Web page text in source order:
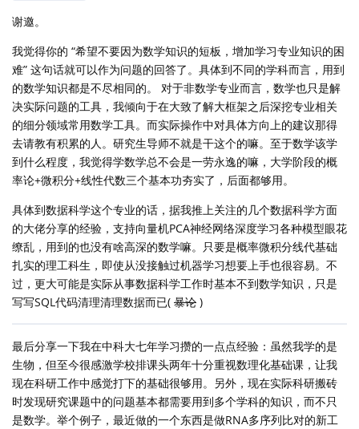
谢邀。
我觉得你的 “希望不要因为数学知识的短板，增加学习专业知识的困
难” 这句话就可以作为问题的回答了。具体到不同的学科而言，用到
的数学知识都是不尽相同的。 对于非数学专业而言，数学也只是解
决实际问题的工具，我倾向于在大致了解大框架之后深挖专业相关
的细分领域常用数学工具。而实际操作中对具体方向上的建议那得
去请教有积累的人。研究生导师不就是干这个的嘛。至于数学该学
到什么程度，我觉得学数学总不会是一劳永逸的嘛，大学阶段的概
率论+微积分+线性代数三个基本功夯实了，后面都够用。
具体到数据科学这个专业的话，据我推上关注的几个数据科学方面
的大佬分享的经验，支持向量机PCA神经网络深度学习各种模型眼花
缭乱，用到的也没有啥高深的数学嘛。只要是概率微积分线代基础
扎实的理工科生，即使从没接触过机器学习想要上手也很容易。不
过，更大可能是实际从事数据科学工作时基本不到数学知识，只是
写写SQL代码清理清理数据而已( 暴论 )
最后分享一下我在中科大七年学习攒的一点点经验：虽然我学的是
生物，但至今很感激学校排课头两年十分重视数理化基础课，让我
现在科研工作中感觉打下的基础很够用。另外，现在实际科研搬砖
时发现研究课题中的问题基本都需要用到多个学科的知识，而不只
是数学。举个例子，最近做的一个东西是做RNA多序列比对的新工